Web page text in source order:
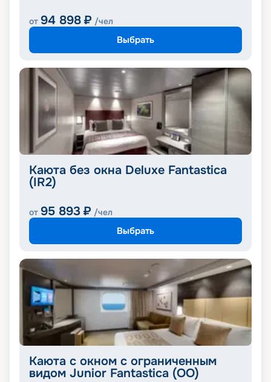
от 94 898 ₽ /чел
Выбрать
Каюта без окна Deluxe Fantastica
(IR2)
от 95 893 ₽ /чел
Выбрать
Каюта с окном с ограниченным
видом Junior Fantastica (OO)